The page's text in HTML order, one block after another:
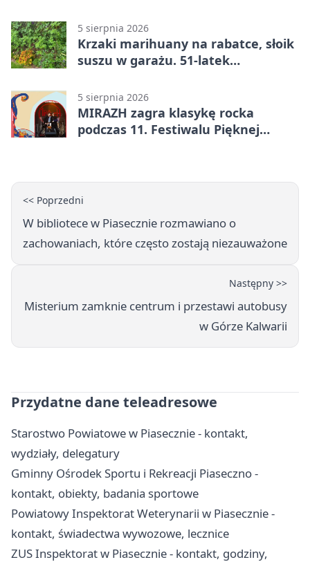
5 sierpnia 2026
Krzaki marihuany na rabatce, słoik
suszu w garażu. 51-latek
5 sierpnia 2026
MIRAZH zagra klasykę rocka
podczas 11. Festiwalu Pięknej
<< Poprzedni
W bibliotece w Piasecznie rozmawiano o
zachowaniach, które często zostają niezauważone
Następny >>
Misterium zamknie centrum i przestawi autobusy
w Górze Kalwarii
Przydatne dane teleadresowe
Starostwo Powiatowe w Piasecznie - kontakt,
wydziały, delegatury
Gminny Ośrodek Sportu i Rekreacji Piaseczno -
kontakt, obiekty, badania sportowe
Powiatowy Inspektorat Weterynarii w Piasecznie -
kontakt, świadectwa wywozowe, lecznice
ZUS Inspektorat w Piasecznie - kontakt, godziny,